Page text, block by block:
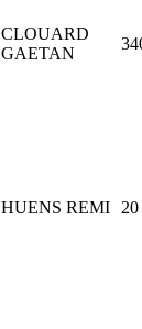
CLOUARD
GAETAN
HUENS REMI 20